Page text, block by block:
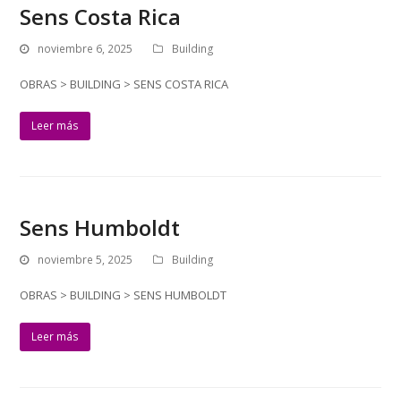
Sens Costa Rica
noviembre 6, 2025 Building
OBRAS > BUILDING > SENS COSTA RICA
Leer más
Sens Humboldt
noviembre 5, 2025 Building
OBRAS > BUILDING > SENS HUMBOLDT
Leer más